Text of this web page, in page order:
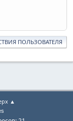
ПОЛЬЗОВАТЕЛЯ
▲